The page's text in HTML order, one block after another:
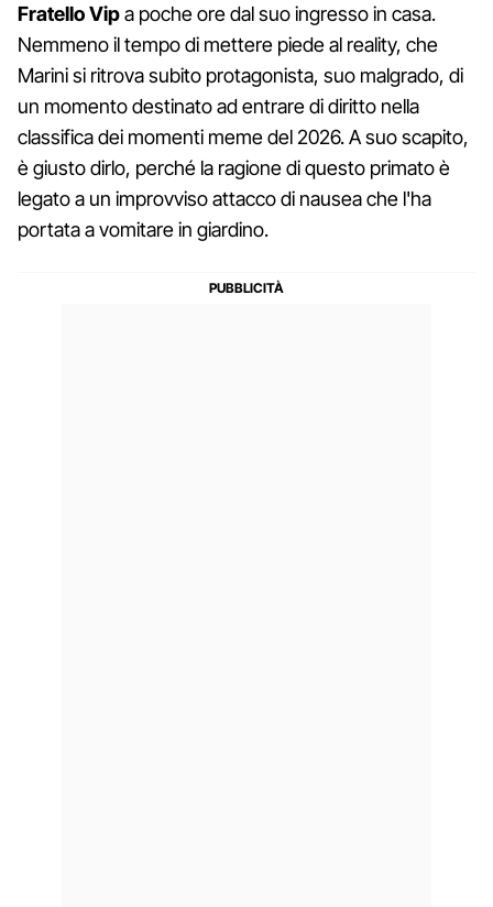
Fratello Vipa poche ore dal suo ingresso in casa.
Nemmeno il tempo di mettere piede al reality, che
Marini si ritrova subito protagonista, suo malgrado, di
un momento destinato ad entrare di diritto nella
classifica dei momenti meme del 2026. A suo scapito,
è giusto dirlo, perché la ragione di questo primato è
legato a un improvviso attacco di nausea che l'ha
portata a vomitare in giardino.